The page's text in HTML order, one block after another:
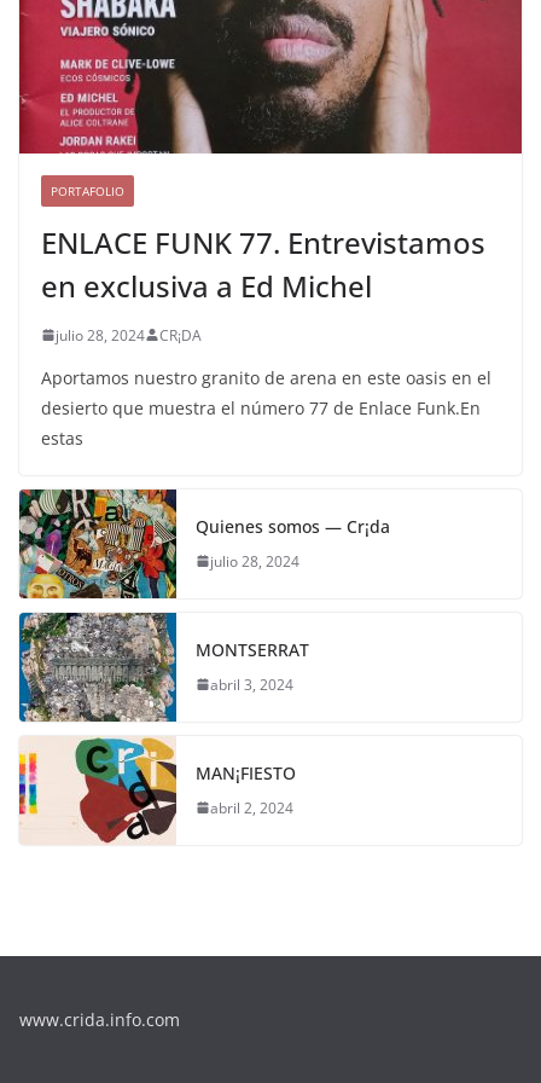
PORTAFOLIO
ENLACE FUNK 77. Entrevistamos
en exclusiva a Ed Michel
julio 28, 2024 CR¡DA
Aportamos nuestro granito de arena en este oasis en el
desierto que muestra el número 77 de Enlace Funk.En
estas
Quienes somos — Cr¡da
julio 28, 2024
MONTSERRAT
abril 3, 2024
MAN¡FIESTO
abril 2, 2024
www.crida.info.com